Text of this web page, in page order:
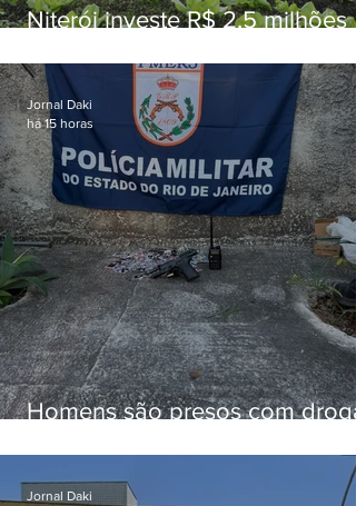
Niterói investe R$ 2,5 milhões
familiar para merenda escolar
Homens são presos com
Jornal Daki
há 15 horas
Jornal Daki